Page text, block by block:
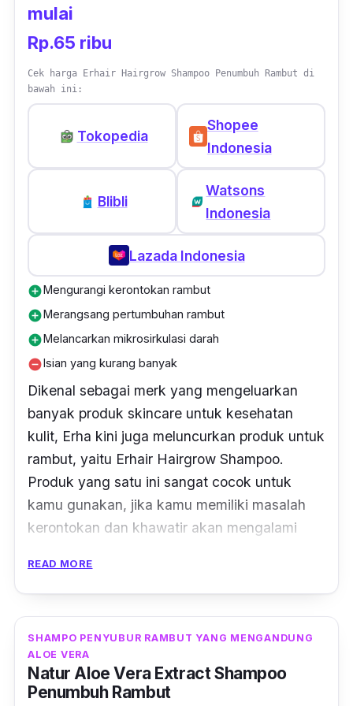
on-off, soalnya not gonna lie, buat rambut gak
terlalu lembut, tapi for some reason jadunya
cocok di rambut aku yang cepat lepek, jadi
gak perlu sering-sering keramas dan aku
pakai kalo rambut aku rontok. Cepat banget
buat tumbuhin rambut baru,"
- Ingrace
Todotua Sirait, Member Female Daily
mulai
Rp.65 ribu
Cek harga Erhair Hairgrow Shampoo Penumbuh Rambut di
bawah ini:
Tokopedia
Shopee
Indonesia
Blibli
Watsons
Indonesia
Lazada Indonesia
add_circleMengurangi kerontokan rambut
add_circleMerangsang pertumbuhan rambut
add_circleMelancarkan mikrosirkulasi darah
remove_circleIsian yang kurang banyak
Dikenal sebagai merk yang mengeluarkan
banyak produk skincare untuk kesehatan
kulit, Erha kini juga meluncurkan produk untuk
rambut, yaitu Erhair Hairgrow Shampoo.
Produk yang satu ini sangat cocok untuk
kamu gunakan, jika kamu memiliki masalah
kerontokan dan khawatir akan mengalami
Produk ini memiliki kandungan ekstrak
pumpkin seedyang dapat mencegah
terbentuknya DHT sebagai penyebab
kerontokan pada rambut. Tidak hanya itu,
shampoo penumbuh rambut ini juga memiliki
READ MORE
SHAMPO PENYUBUR RAMBUT YANG MENGANDUNG
ALOE VERA
Natur Aloe Vera Extract Shampoo
Penumbuh Rambut